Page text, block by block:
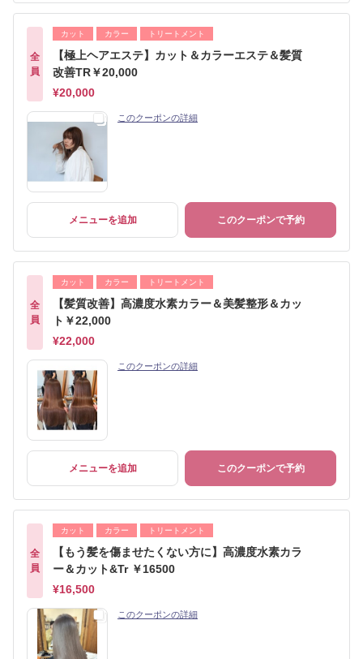
全
員
カット カラー トリートメント
【極上ヘアエステ】カット＆カラーエステ＆髪質
改善TR￥20,000
¥20,000
このクーポンの詳細
メニューを追加 このクーポンで予約
全
員
カット カラー トリートメント
【髪質改善】高濃度水素カラー＆美髪整形＆カッ
ト￥22,000
¥22,000
このクーポンの詳細
メニューを追加 このクーポンで予約
全
員
カット カラー トリートメント
【もう髪を傷ませたくない方に】高濃度水素カラ
ー＆カット&Tr ￥16500
¥16,500
このクーポンの詳細